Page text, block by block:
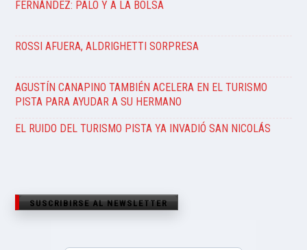
FERNÁNDEZ: PALO Y A LA BOLSA
ROSSI AFUERA, ALDRIGHETTI SORPRESA
AGUSTÍN CANAPINO TAMBIÉN ACELERA EN EL TURISMO
PISTA PARA AYUDAR A SU HERMANO
EL RUIDO DEL TURISMO PISTA YA INVADIÓ SAN NICOLÁS
SUSCRIBIRSE AL NEWSLETTER